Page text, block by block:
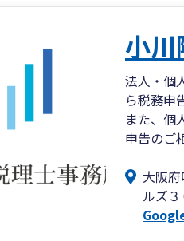
そこで経
経営のプ
談相手：
ご一緒に
中小企業
もちろん
日本で
○資産承
円満な
を幸せに
資産承継
と考えま
○アクセ
大阪市営
まずは
小川
法人・個
ら税務申
また、個
申告のご
大阪
ルズ